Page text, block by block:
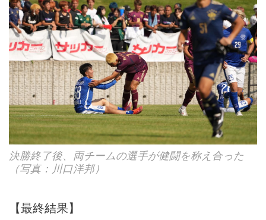
決勝終了後、両チームの選手が健闘を称え合った
（写真：川口洋邦）
【最終結果】